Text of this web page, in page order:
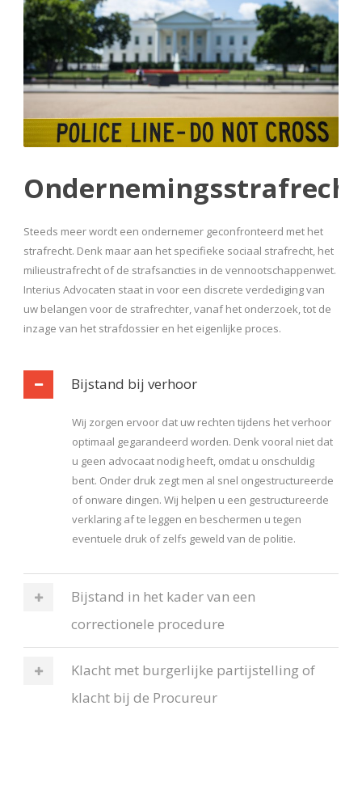
Ondernemingsstrafrecht
Steeds meer wordt een ondernemer geconfronteerd met het
strafrecht. Denk maar aan het specifieke sociaal strafrecht, het
milieustrafrecht of de strafsancties in de vennootschappenwet.
Interius Advocaten staat in voor een discrete verdediging van
uw belangen voor de strafrechter, vanaf het onderzoek, tot de
inzage van het strafdossier en het eigenlijke proces.
Bijstand bij verhoor
Wij zorgen ervoor dat uw rechten tijdens het verhoor
optimaal gegarandeerd worden. Denk vooral niet dat
u geen advocaat nodig heeft, omdat u onschuldig
bent. Onder druk zegt men al snel ongestructureerde
of onware dingen. Wij helpen u een gestructureerde
verklaring af te leggen en beschermen u tegen
eventuele druk of zelfs geweld van de politie.
Bijstand in het kader van een
correctionele procedure
Klacht met burgerlijke partijstelling of
klacht bij de Procureur